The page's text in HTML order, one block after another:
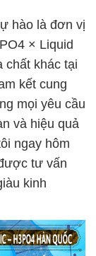
hào là đơn vị
× Liquid
chất khác tại
kết cung
mọi yêu cầu
và hiệu quả
ngay hôm
tư vấn
kinh